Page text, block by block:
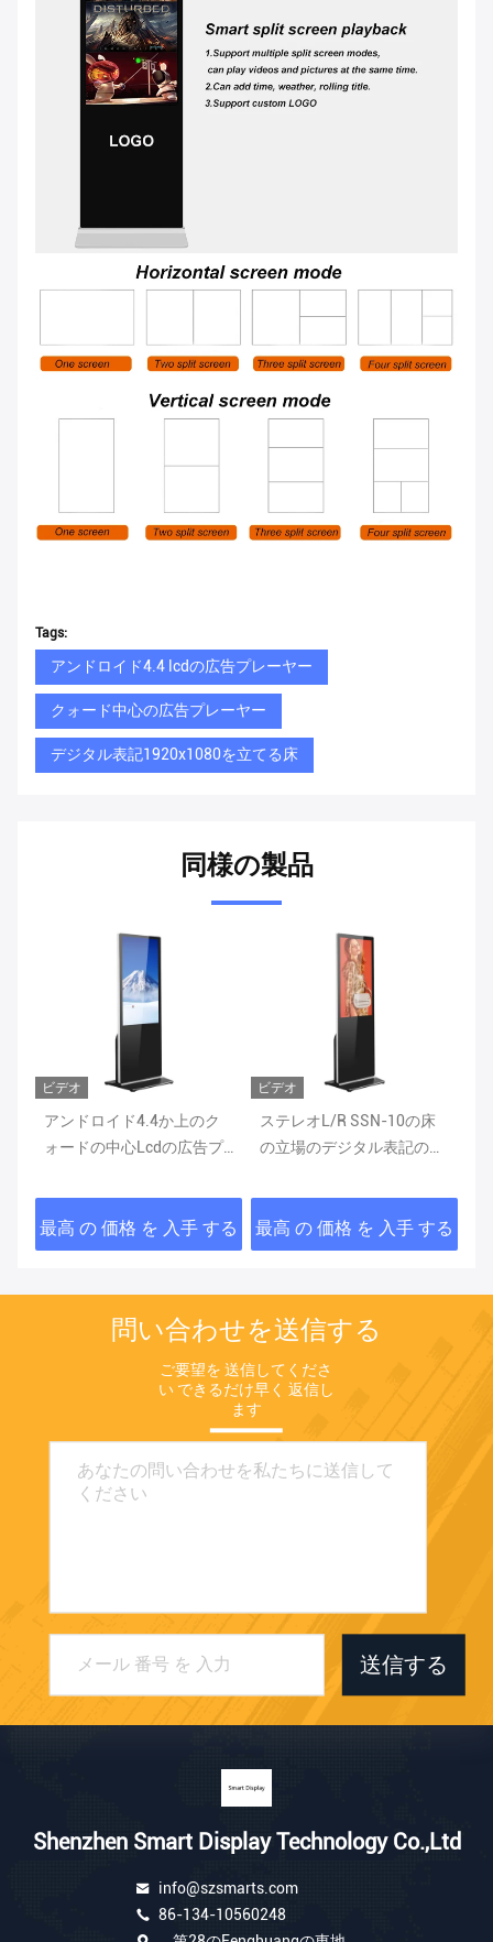
Tags:
アンドロイド4.4 lcdの広告プレーヤー
クォード中心の広告プレーヤー
デジタル表記1920x1080を立てる床
同様の製品
ビデオ
アンドロイド4.4か上のク
ォードの中心Lcdの広告プ
最高 の 価格 を 入手 する
ビデオ
ステレオL/R SSN-10の床
の立場のデジタル表記のタ
最高 の 価格 を 入手 する
問い合わせを送信する
ご要望を 送信してくださ
い できるだけ早く 返信し
ます
送信する
Shenzhen Smart Display Technology Co.,Ltd
info@szsmarts.com
86-134-10560248